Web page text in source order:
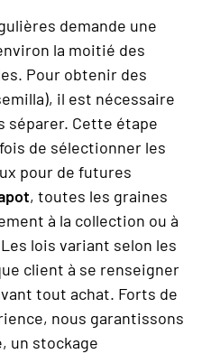
demande une
la moitié des
Pour obtenir des
il est nécessaire
séparer. Cette étape
de sélectionner les
pour de futures
, toutes les graines
à la collection ou à
lois variant selon les
client à se renseigner
tout achat. Forts de
nous garantissons
un stockage